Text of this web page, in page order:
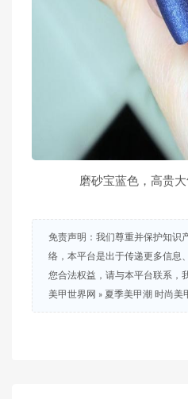
磨砂宝蓝色，高贵大
免责声明：我们尊重并保护知识
络，本平台是出于传递更多信息
您合法权益，请与本平台联系，
美甲世界网 » 夏季美甲潮 时尚美